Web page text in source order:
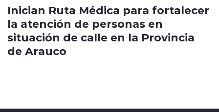
Inician Ruta Médica para fortalecer
la atención de personas en
situación de calle en la Provincia
de Arauco